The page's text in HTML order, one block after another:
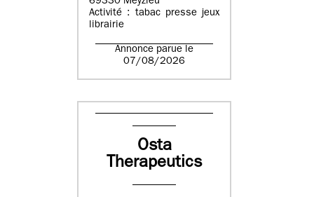
Activité : tabac presse jeux
librairie
Annonce parue le
07/08/2026
Osta
Therapeutics